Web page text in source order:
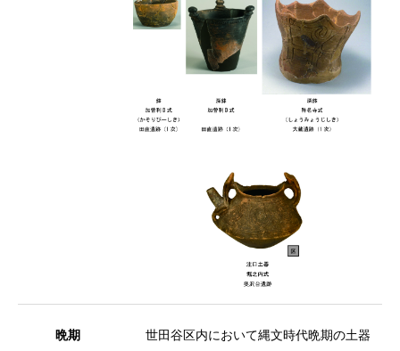
晩期
世田谷区内において縄文時代晩期の土器